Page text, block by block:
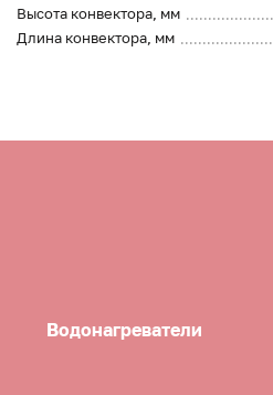
Высота конвектора, мм
Длина конвектора, мм
Водонагреватели